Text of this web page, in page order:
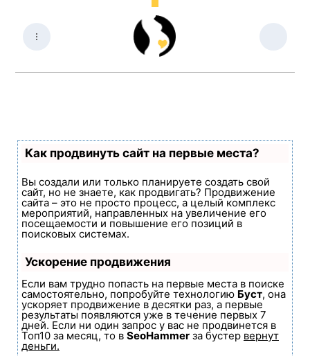
Как продвинуть сайт на первые места?
Вы создали или только планируете создать свой
сайт, но не знаете, как продвигать? Продвижение
сайта – это не просто процесс, а целый комплекс
мероприятий, направленных на увеличение его
посещаемости и повышение его позиций в
поисковых системах.
Ускорение продвижения
Если вам трудно попасть на первые места в поиске
самостоятельно, попробуйте технологию Буст, она
ускоряет продвижение в десятки раз, а первые
результаты появляются уже в течение первых 7
дней. Если ни один запрос у вас не продвинется в
Топ10 за месяц, то в SeoHammer за бустер вернут
деньги.